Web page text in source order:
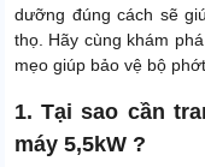
dưỡng đúng cách sẽ
thọ. Hãy cùng khám
mẹo giúp bảo vệ bộ
1. Tại sao cần
máy 5,5kW ?